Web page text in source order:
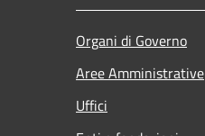
Organi di Governo
Aree Amministrative
Uffici